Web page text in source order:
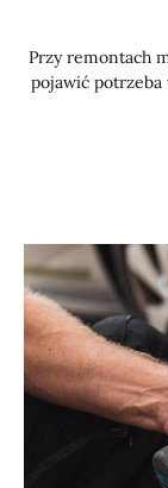
Przy remontach
pojawić